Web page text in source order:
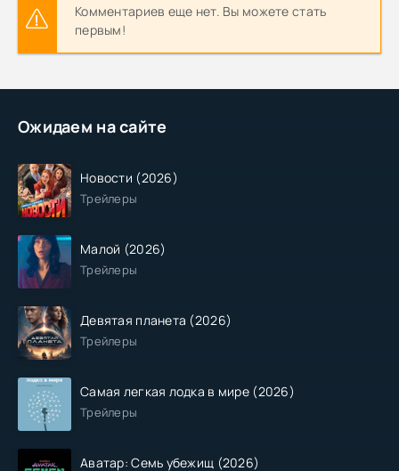
Ожидаем на сайте
Новости (2026)
Трейлеры
Малой (2026)
Трейлеры
Девятая планета (2026)
Трейлеры
Самая легкая лодка в мире (2026)
Трейлеры
Аватар: Семь убежищ (2026)
Комментариев еще нет. Вы можете стать
первым!